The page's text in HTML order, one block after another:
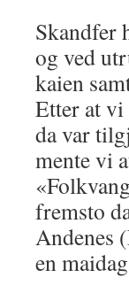
Skandfer
og ved
kaien
Etter at vi
da var
mente vi
fremsto
Andenes
en